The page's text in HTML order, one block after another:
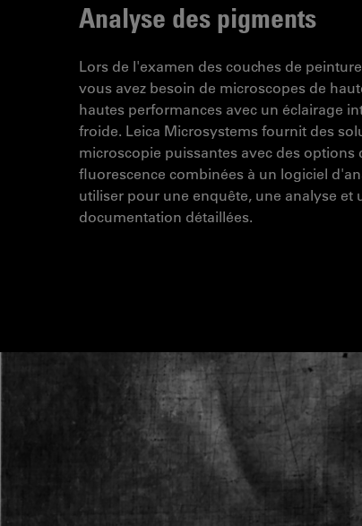
Analyse des pigments
Lors de l'examen des couches de
vous avez besoin de microscopes de
hautes performances avec un éclairage
froide. Leica Microsystems fournit des
microscopie puissantes avec des options
fluorescence combinées à un logiciel
utiliser pour une enquête, une analyse et
documentation détaillées.